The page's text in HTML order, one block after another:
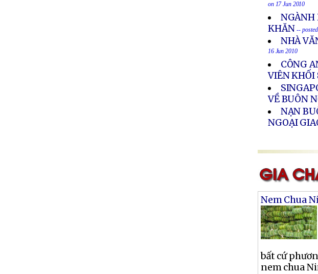
on 17 Jun 2010
NGÀNH
KHĂN --
NHÀ
16 Jun 2010
CÔNG
VIÊN KHỐI
VỀ BUÔN
NẠN
NGOẠI
Nem Chua
bất cứ
nem chua